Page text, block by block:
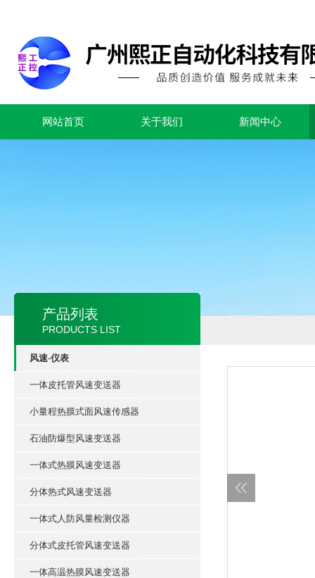
网站首页 关于我们 新闻中心
产品列表
PRODUCTS LIST
风速-仪表
一体皮托管风速变送器
小量程热膜式面风速传感器
石油防爆型风速变送器
一体式热膜风速变送器
分体热式风速变送器
一体式人防风量检测仪器
分体式皮托管风速变送器
一体高温热膜风速变送器